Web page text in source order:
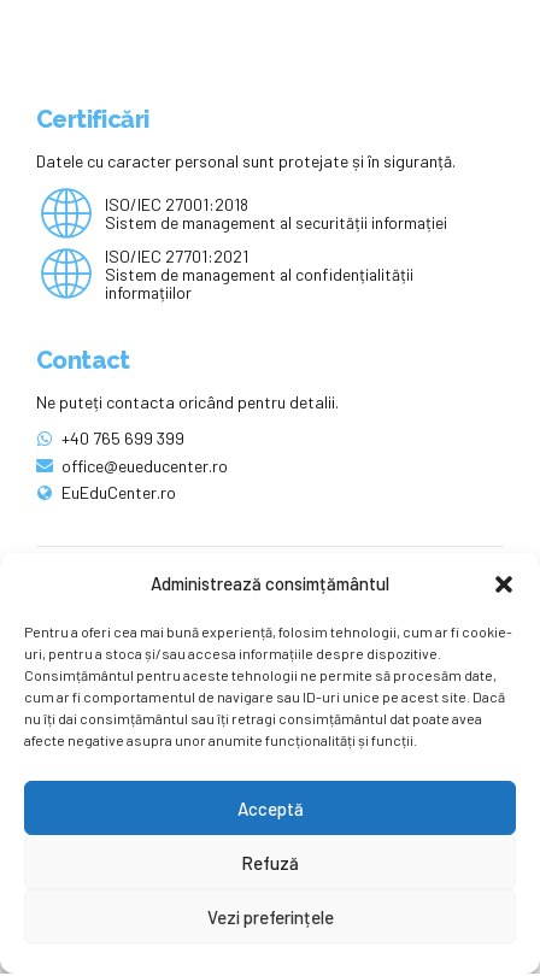
Administrează consimțământul
Pentru a oferi cea mai bună experiență, folosim tehnologii, cum ar fi cookie-
uri, pentru a stoca și/sau accesa informațiile despre dispozitive.
Consimțământul pentru aceste tehnologii ne permite să procesăm date,
cum ar fi comportamentul de navigare sau ID-uri unice pe acest site. Dacă
nu îți dai consimțământul sau îți retragi consimțământul dat poate avea
afecte negative asupra unor anumite funcționalități și funcții.
Acceptă
Refuză
Vezi preferințele
Certificări
Datele cu caracter personal sunt protejate și în siguranță.
ISO/IEC 27001:2018
Sistem de management al securității informației
ISO/IEC 27701:2021
Sistem de management al confidențialității
informațiilor
Contact
Ne puteți contacta oricând pentru detalii.
+40 765 699 399
office@eueducenter.ro
EuEduCenter.ro
Ne puteți găsi și pe rețelele sociale.